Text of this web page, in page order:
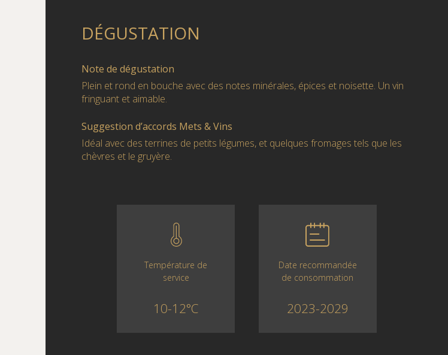
DÉGUSTATION
Note de dégustation
Plein et rond en bouche avec des notes minérales, épices et noisette. Un vin
fringuant et aimable.
Suggestion d’accords Mets & Vins
Idéal avec des terrines de petits légumes, et quelques fromages tels que les
chèvres et le gruyère.
Température de
service
10-12°C
Date recommandée
de consommation
2023-2029